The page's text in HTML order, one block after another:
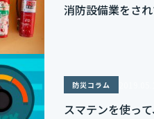
消防設備業をさ
防災コラム
スマテンを使っ